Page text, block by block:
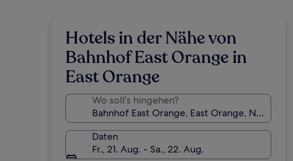
Hotels in der Nähe von
Bahnhof East Orange in
East Orange
Wo soll’s hingehen?
Daten
Fr., 21. Aug. - Sa., 22. Aug.